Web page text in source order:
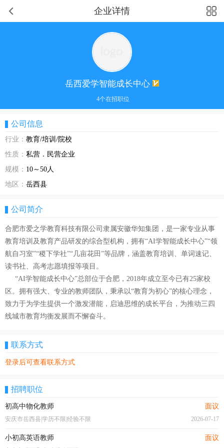
企业详情
岳西爱学智能成长中心
4个在招职位
公司信息
行业： 教育/培训/院校
性质： 私营．民营企业
规模： 10～50人
地区： 岳西县
公司简介
合肥市爱之学教育科技有限公司隶属安徽华知集团，是一家专业从事
教育培训及教育产品研发的综合型机构，拥有“AI学智能成长中心”“领
航自习室”“稷下学社”“几亩花田”等品牌，涵盖教育培训、单词速记、
读书社、高考志愿填报等项目。
“AI学智能成长中心”总部位于合肥，2018年成立至今已有25家校
区。拥有强大、专业的教师团队，秉承以“教育为初心”的核心理念，
致力于为学生提供一个激发潜能，启迪思维的成长平台，为推动三四
线城市教育均衡发展而不懈奋斗。
联系方式
登录后可查看联系方式
招聘职位
初高中物化教师 面议
安庆市岳西县|学历不限|经验不限 2026-07-17
小初高英语教师 面议